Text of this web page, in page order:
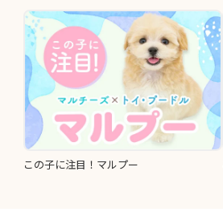
この子に注目！マルプー